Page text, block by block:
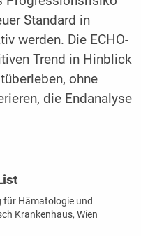
Standard in
werden. Die ECHO-
Trend in Hinblick
ohne
die Endanalyse
für Hämatologie und
Krankenhaus, Wien